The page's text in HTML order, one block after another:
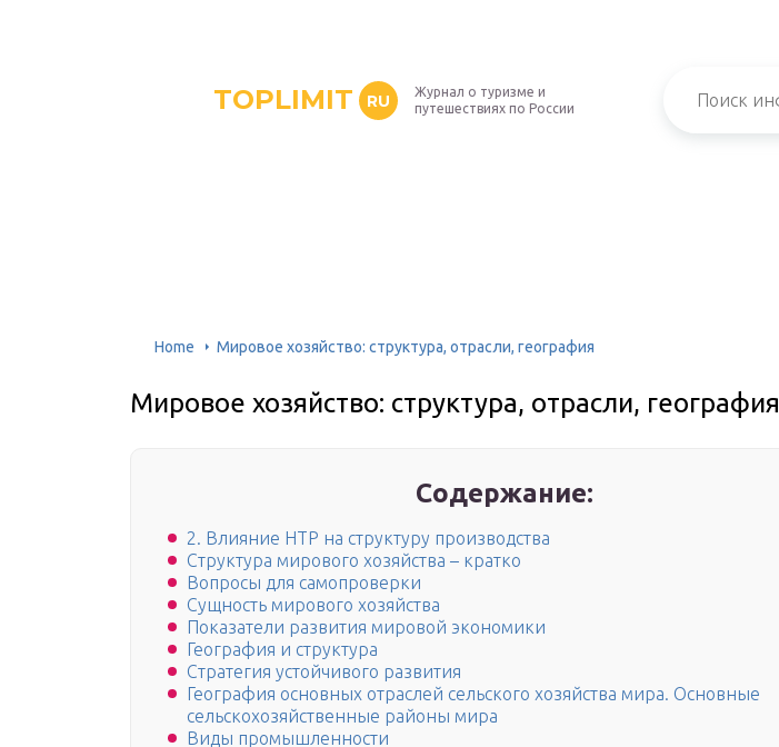
TOPLIMIT RU
Журнал о туризме и
путешествиях по России
Home Мировое хозяйство: структура, отрасли, география
Мировое хозяйство: структура, отрасли, география
Содержание:
2. Влияние НТР на структуру производства
Структура мирового хозяйства – кратко
Вопросы для самопроверки
Сущность мирового хозяйства
Показатели развития мировой экономики
География и структура
Стратегия устойчивого развития
География основных отраслей сельского хозяйства мира. Основные
сельскохозяйственные районы мира
Виды промышленности